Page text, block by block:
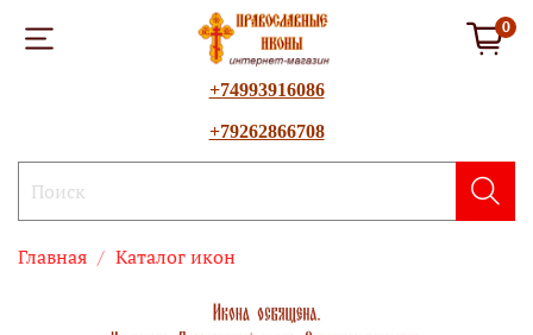
0
+74993916086
+79262866708
Главная Каталог икон